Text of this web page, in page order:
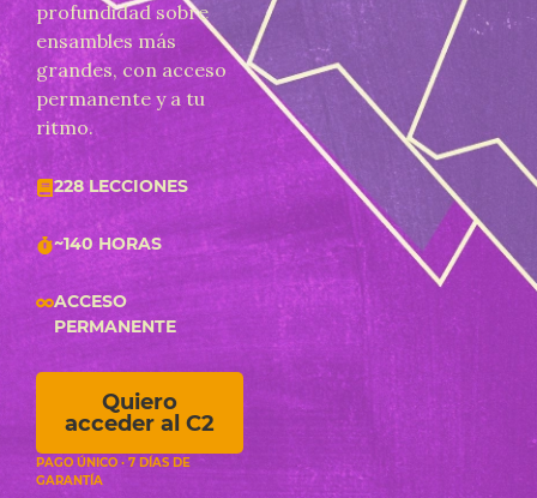
profundidad sobre
ensambles más
grandes, con acceso
permanente y a tu
ritmo.
228 LECCIONES
~140 HORAS
ACCESO
PERMANENTE
Quiero
acceder al C2
PAGO ÚNICO · 7 DÍAS DE
GARANTÍA